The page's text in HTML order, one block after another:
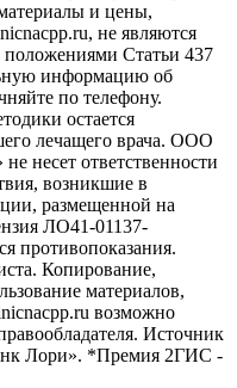
и цены,
не являются
Статьи 437
информацию об
по телефону.
остается
лечащего врача. ООО
несет ответственности
возникшие в
размещенной на
ЛО41-01137-
противопоказания.
Копирование,
материалов,
возможно
Источник
Лори». *Премия 2ГИС -